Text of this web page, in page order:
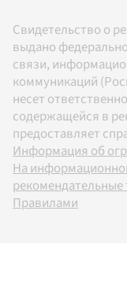
Свидетельство о
выдано
связи,
коммуникаций
несет
содержащейся в
предоставляет
Информация об
На
рекомендательные
Правилами